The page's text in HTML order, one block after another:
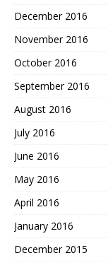
December 2016
November 2016
October 2016
September 2016
August 2016
July 2016
June 2016
May 2016
April 2016
January 2016
December 2015